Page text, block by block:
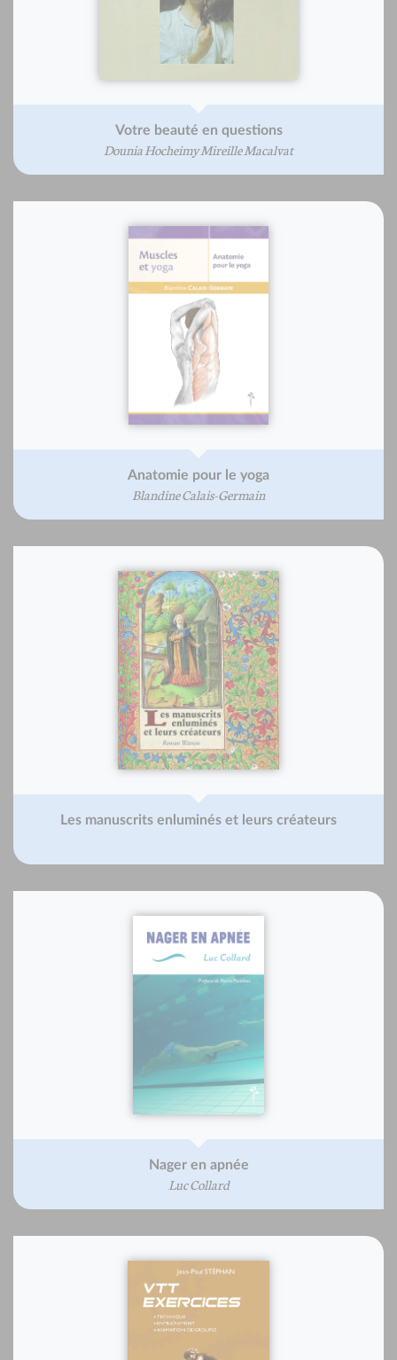
Votre beauté en questions
Dounia Hocheimy Mireille Macalvat
Anatomie pour le yoga
Blandine Calais-Germain
Les manuscrits enluminés et leurs créateurs
Nager en apnée
Luc Collard